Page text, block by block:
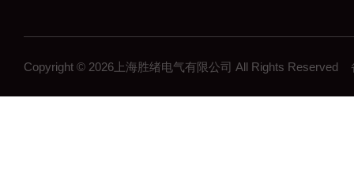
Copyright © 2026上海胜绪电气有限公司 All Rights Reserved